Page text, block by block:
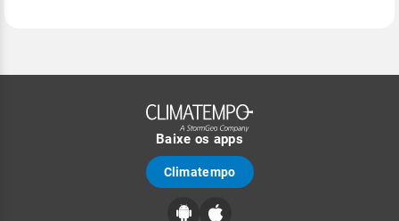
Baixe os apps
Climatempo